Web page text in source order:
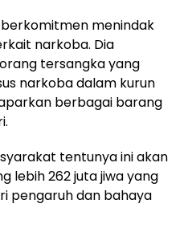
menindak
narkoba. Dia
tersangka yang
narkoba dalam kurun
berbagai barang
tentunya ini akan
lebih 262 juta jiwa yang
pengaruh dan bahaya